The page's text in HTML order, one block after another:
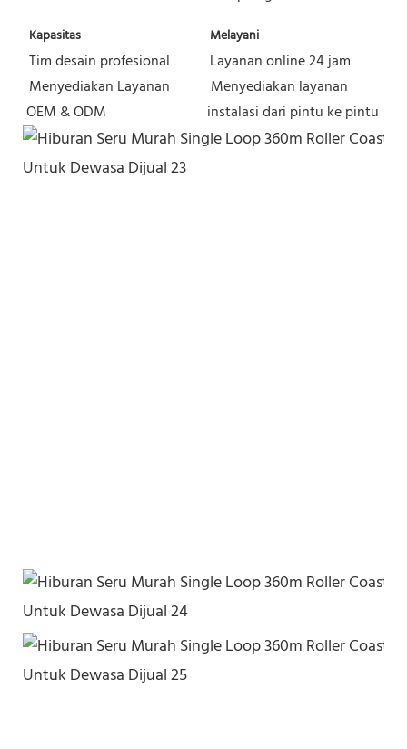
Kapasitas
Tim desain profesional
Menyediakan Layanan
OEM & ODM
Melayani
Layanan online 24 jam
Menyediakan layanan
instalasi dari pintu ke pintu